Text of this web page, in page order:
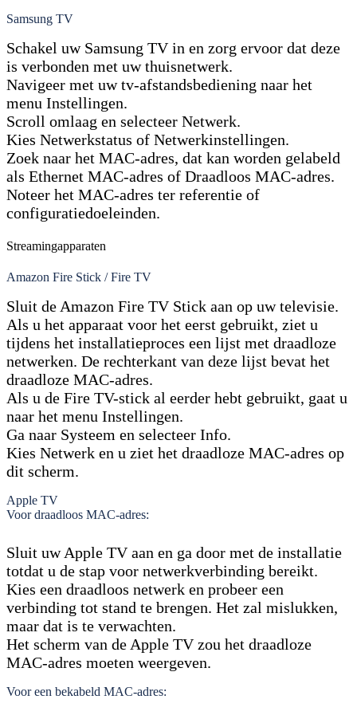
Samsung TV
Schakel uw Samsung TV in en zorg ervoor dat deze
is verbonden met uw thuisnetwerk.
Navigeer met uw tv-afstandsbediening naar het
menu Instellingen.
Scroll omlaag en selecteer Netwerk.
Kies Netwerkstatus of Netwerkinstellingen.
Zoek naar het MAC-adres, dat kan worden gelabeld
als Ethernet MAC-adres of Draadloos MAC-adres.
Noteer het MAC-adres ter referentie of
configuratiedoeleinden.
Streamingapparaten
Amazon Fire Stick / Fire TV
Sluit de Amazon Fire TV Stick aan op uw televisie.
Als u het apparaat voor het eerst gebruikt, ziet u
tijdens het installatieproces een lijst met draadloze
netwerken. De rechterkant van deze lijst bevat het
draadloze MAC-adres.
Als u de Fire TV-stick al eerder hebt gebruikt, gaat u
naar het menu Instellingen.
Ga naar Systeem en selecteer Info.
Kies Netwerk en u ziet het draadloze MAC-adres op
dit scherm.
Apple TV
Voor draadloos MAC-adres:
Sluit uw Apple TV aan en ga door met de installatie
totdat u de stap voor netwerkverbinding bereikt.
Kies een draadloos netwerk en probeer een
verbinding tot stand te brengen. Het zal mislukken,
maar dat is te verwachten.
Het scherm van de Apple TV zou het draadloze
MAC-adres moeten weergeven.
Voor een bekabeld MAC-adres: